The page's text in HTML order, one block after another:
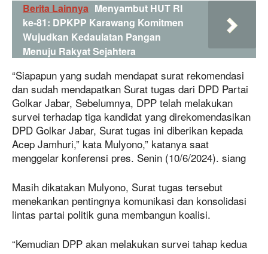
Berita Lainnya Menyambut HUT RI
ke-81: DPKPP Karawang Komitmen
Wujudkan Kedaulatan Pangan
Menuju Rakyat Sejahtera
“Siapapun yang sudah mendapat surat rekomendasi
dan sudah mendapatkan Surat tugas dari DPD Partai
Golkar Jabar, Sebelumnya, DPP telah melakukan
survei terhadap tiga kandidat yang direkomendasikan
DPD Golkar Jabar, Surat tugas ini diberikan kepada
Acep Jamhuri,” kata Mulyono,” katanya saat
menggelar konferensi pres. Senin (10/6/2024). siang
Masih dikatakan Mulyono, Surat tugas tersebut
menekankan pentingnya komunikasi dan konsolidasi
lintas partai politik guna membangun koalisi.
“Kemudian DPP akan melakukan survei tahap kedua